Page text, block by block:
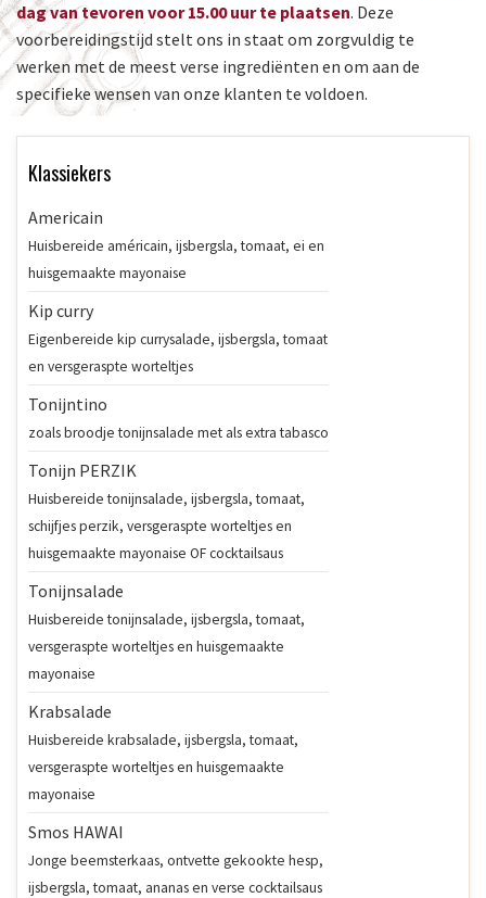
dag van tevoren voor 15.00 uur te plaatsen. Deze
voorbereidingstijd stelt ons in staat om zorgvuldig te
werken met de meest verse ingrediënten en om aan de
specifieke wensen van onze klanten te voldoen.
Klassiekers
Americain
Huisbereide américain, ijsbergsla, tomaat, ei en
huisgemaakte mayonaise
Kip curry
Eigenbereide kip currysalade, ijsbergsla, tomaat
en versgeraspte worteltjes
Tonijntino
zoals broodje tonijnsalade met als extra tabasco
Tonijn PERZIK
Huisbereide tonijnsalade, ijsbergsla, tomaat,
schijfjes perzik, versgeraspte worteltjes en
huisgemaakte mayonaise OF cocktailsaus
Tonijnsalade
Huisbereide tonijnsalade, ijsbergsla, tomaat,
versgeraspte worteltjes en huisgemaakte
mayonaise
Krabsalade
Huisbereide krabsalade, ijsbergsla, tomaat,
versgeraspte worteltjes en huisgemaakte
mayonaise
Smos HAWAI
Jonge beemsterkaas, ontvette gekookte hesp,
ijsbergsla, tomaat, ananas en verse cocktailsaus